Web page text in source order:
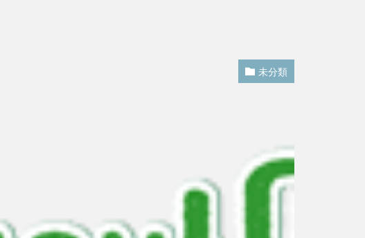
未分類
ち
のにして